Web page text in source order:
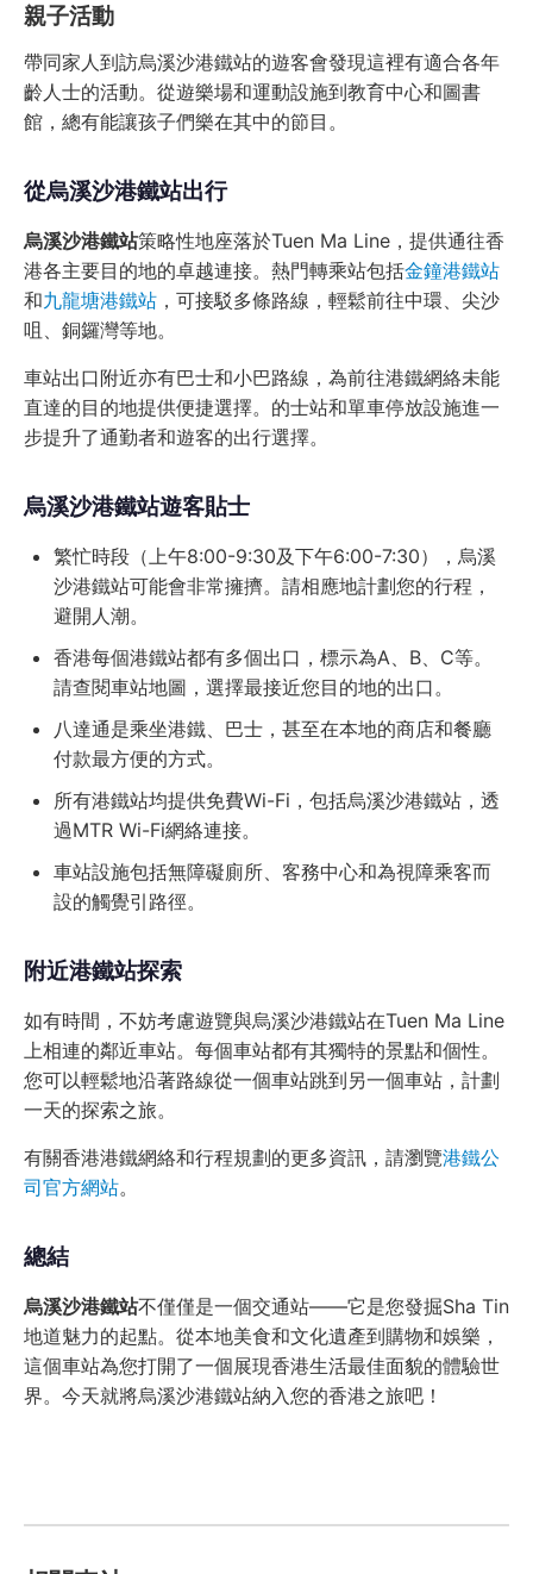
親子活動
帶同家人到訪烏溪沙港鐵站的遊客會發現這裡有適合各年
齡人士的活動。從遊樂場和運動設施到教育中心和圖書
館，總有能讓孩子們樂在其中的節目。
從烏溪沙港鐵站出行
烏溪沙港鐵站策略性地座落於Tuen Ma Line，提供通往香
港各主要目的地的卓越連接。熱門轉乘站包括金鐘港鐵站
和九龍塘港鐵站 ，可接駁多條路線，輕鬆前往中環、尖沙
咀、銅鑼灣等地。
車站出口附近亦有巴士和小巴路線，為前往港鐵網絡未能
直達的目的地提供便捷選擇。的士站和單車停放設施進一
步提升了通勤者和遊客的出行選擇。
烏溪沙港鐵站遊客貼士
繁忙時段（上午8:00-9:30及下午6:00-7:30），烏溪
沙港鐵站可能會非常擁擠。請相應地計劃您的行程，
避開人潮。
香港每個港鐵站都有多個出口，標示為A、B、C等。
請查閱車站地圖，選擇最接近您目的地的出口。
八達通是乘坐港鐵、巴士，甚至在本地的商店和餐廳
付款最方便的方式。
所有港鐵站均提供免費Wi-Fi，包括烏溪沙港鐵站，透
過MTR Wi-Fi網絡連接。
車站設施包括無障礙廁所、客務中心和為視障乘客而
設的觸覺引路徑。
附近港鐵站探索
如有時間，不妨考慮遊覽與烏溪沙港鐵站在Tuen Ma Line
上相連的鄰近車站。每個車站都有其獨特的景點和個性。
您可以輕鬆地沿著路線從一個車站跳到另一個車站，計劃
一天的探索之旅。
有關香港港鐵網絡和行程規劃的更多資訊，請瀏覽港鐵公
司官方網站。
總結
烏溪沙港鐵站不僅僅是一個交通站——它是您發掘Sha Tin
地道魅力的起點。從本地美食和文化遺產到購物和娛樂，
這個車站為您打開了一個展現香港生活最佳面貌的體驗世
界。今天就將烏溪沙港鐵站納入您的香港之旅吧！